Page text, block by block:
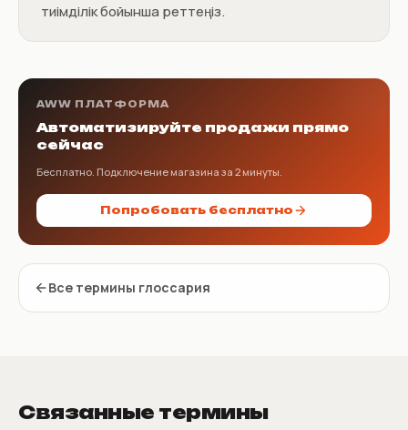
тиімділік бойынша реттеңіз.
AWW ПЛАТФОРМА
Автоматизируйте продажи прямо
сейчас
Бесплатно. Подключение магазина за 2 минуты.
Попробовать бесплатно
Все термины глоссария
Связанные термины